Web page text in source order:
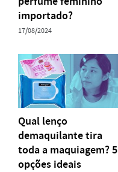
importado?
17/08/2024
Qual lenço
demaquilante tira
toda a maquiagem? 5
opções ideais